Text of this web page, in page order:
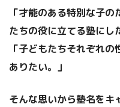
「才能のある特別な子
たちの役に立てる塾にし
「子どもたちそれぞれ
ありたい。」
そんな思いから塾名をキ